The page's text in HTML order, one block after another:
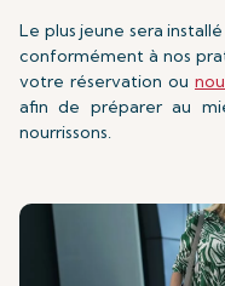
Le plus jeune sera
conformément à nos
votre réservation ou
afin de préparer au
nourrissons.